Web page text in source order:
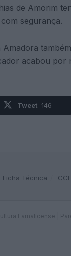
de Amorim
segurança.
acabou
Tweet 146
Ficha Técnica CCF
Famalicense |